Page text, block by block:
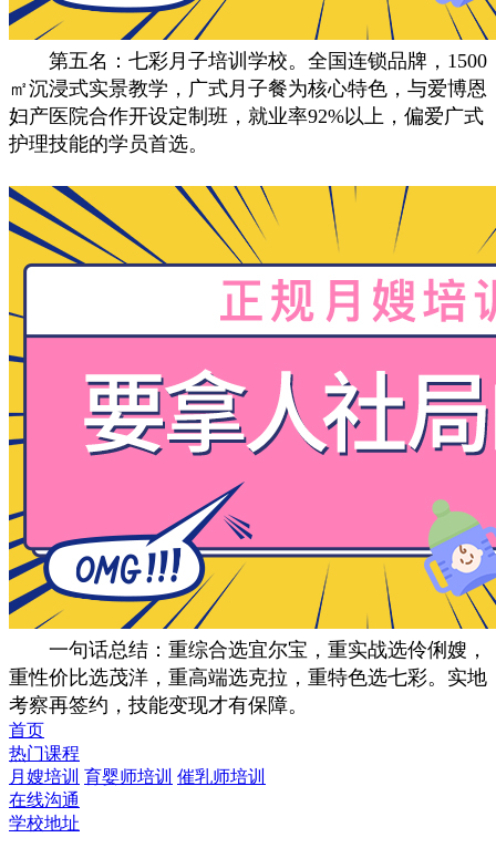
第五名：七彩月子培训学校。全国连锁品牌，1500
㎡沉浸式实景教学，广式月子餐为核心特色，与爱博恩
妇产医院合作开设定制班，就业率92%以上，偏爱广式
护理技能的学员首选。
一句话总结：重综合选宜尔宝，重实战选伶俐嫂，
重性价比选茂洋，重高端选克拉，重特色选七彩。实地
考察再签约，技能变现才有保障。
首页
热门课程
月嫂培训 育婴师培训 催乳师培训
在线沟通
学校地址